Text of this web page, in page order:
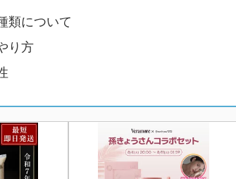
類について
り方